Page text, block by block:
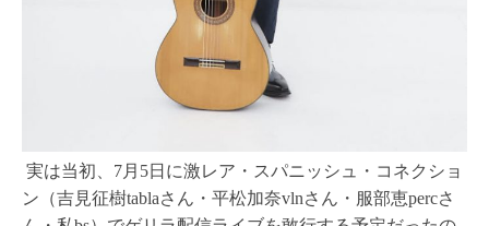
実は当初、7月5日に激レア・スパニッシュ・コネクショ
ン（吉見征樹tablaさん・平松加奈vlnさん・服部恵percさ